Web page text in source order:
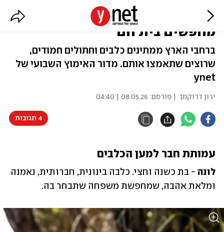
הם מחכם לכם: כלבים וחתולים
מחפשים בית חם
ברחבי הארץ ממתינים כלבים וחתולים חמודים,
שרוצים שתאמצו אותם. מדור האימוץ השבועי של
ynet
ירון דרוקמן | פורסם: 08.05.26 | 04:40
4 תגובות
עמותת חבר למען הכלבים
לונה
ומלאת אהבה, שמחפשת משפחה שתבחר בה.